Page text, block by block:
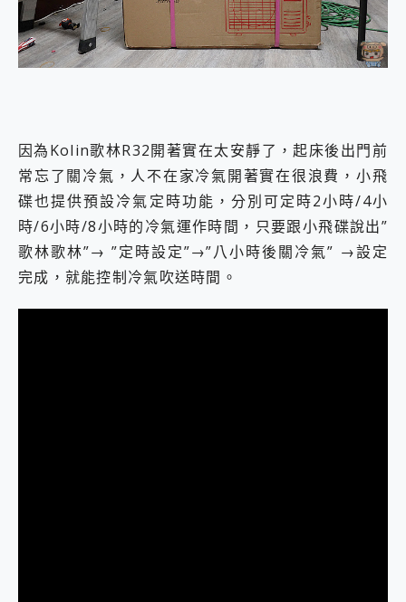
因為Kolin歌林R32開著實在太安靜了，起床後出門前
常忘了關冷氣，人不在家冷氣開著實在很浪費，小飛
碟也提供預設冷氣定時功能，分別可定時2小時/4小
時/6小時/8小時的冷氣運作時間，只要跟小飛碟說出”
歌林歌林”→ ”定時設定”→”八小時後關冷氣” →設定
完成，就能控制冷氣吹送時間。